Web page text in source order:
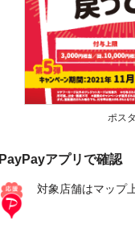
ポス
PayPayアプリで確認
対象店舗はマップ